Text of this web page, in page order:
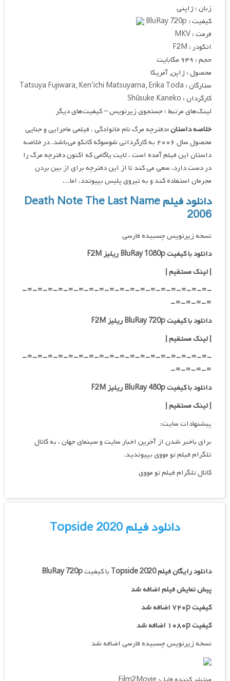
زبان : ژاپنی
کیفیت : BluRay 720p
فرمت : MKV
انکودر : F2M
حجم : ۹۴۹ مگابایت
محصول : ژاپن, آمریکا
ستارگان : Tatsuya Fujiwara, Ken’ichi Matsuyama, Erika Toda
کارگردان : Shûsuke Kaneko
لینک‌های مرتبط : جستجوی زیرنویس – کیفیت‌های دیگر
خلاصه داستان :دفترچه مرگ نام خانوادگی ، فیلمی ماجرایی و جنایی
محصول سال ۲۰۰۶ به کارگردانی شوسوکه کانکو می‌باشد. در خلاصه
داستان این فیلم آمده است ، لایت یاگامی که اکنون دفترچه مرگ را
در دست دارد، سعی می ‌کند تا از این دفترچه برای از بین بردن
مجرمان استفاده کند و به نیروی پلیس بپیوندد، اما…
دانلود فیلم Death Note The Last Name
2006
نسخه زیرنویس چسبیده فارسی
دانلود با کیفیت BluRay 1080p ریلیز F2M
|لینک مستقیم|
-=-=-=-=-=-=-=-=-=-=-=-=-=-=-=-=-=-=-
=-=-=-=-
دانلود با کیفیت BluRay 720p ریلیز F2M
| لینک مستقیم|
-=-=-=-=-=-=-=-=-=-=-=-=-=-=-=-=-=-=-
=-=-=-=-
دانلود با کیفیت BluRay 480p ریلیز F2M
| لینک مستقیم|
پیشنهادات سایت:
برای باخبر شدن از آخرین اخبار سایت و سینمای جهان ، به کانال
تلگرام فیلم تو مووی بپیوندید.
کانال تلگرام فیلم تو مووی
دانلود فیلم Topside 2020
دانلود رایگان فیلمTopside 2020 با کیفیتBluRay 720p
پیش نمایش فیلم اضافه شد
کیفیت ۷۲۰p اضافه شد
کیفیت ۱۰۸۰p اضافه شد
نسخه زیرنویس چسبیده فارسی اضافه شد